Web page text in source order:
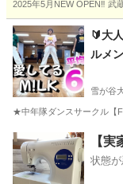
2025年5月NEW OPEN‼️ 武
東京 武蔵村山市🔰大
ルメ
雪が谷
★中年隊ダンスサークル【
大田区 雪が
【
状態